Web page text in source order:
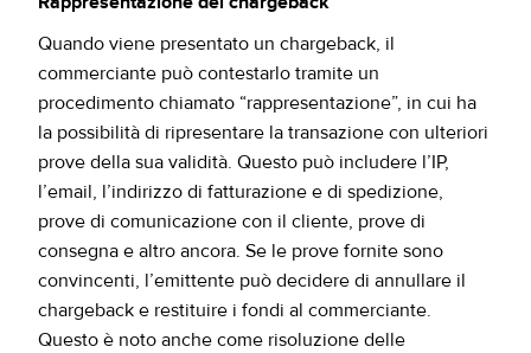
Quando viene presentato un chargeback, il
commerciante può contestarlo tramite un
procedimento chiamato “rappresentazione”, in cui ha
la possibilità di ripresentare la transazione con ulteriori
prove della sua validità. Questo può includere l’IP,
l’email, l’indirizzo di fatturazione e di spedizione,
prove di comunicazione con il cliente, prove di
consegna e altro ancora. Se le prove fornite sono
convincenti, l’emittente può decidere di annullare il
chargeback e restituire i fondi al commerciante.
Questo è noto anche come risoluzione delle